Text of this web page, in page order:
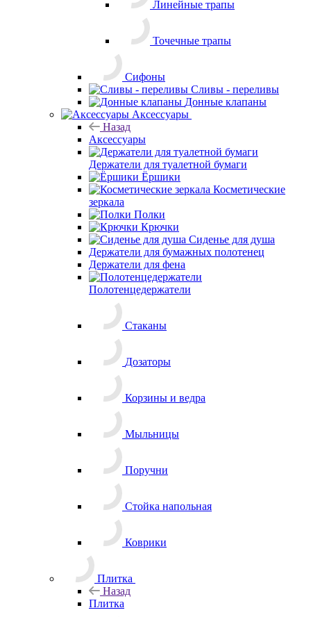
Донные клапаны
Аксессуары
Аксессуары
Держатели для туалетной бумаги
Ёршики
Косметические
зеркала
Полки
Держатели для бумажных полотенец
Держатели для фена
Полотенцедержатели
Дозаторы
Мыльницы
Поручни
Плитка
Назад
Плитка
Керамогранит
Керамическая плитка
Мозаика
Ступени
Клей для плитки
Затирки